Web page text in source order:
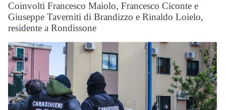
Coinvolti Francesco Maiolo, Francesco Ciconte e
Giuseppe Taverniti di Brandizzo e Rinaldo Loielo,
residente a Rondissone